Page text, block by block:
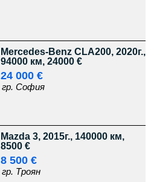
Mercedes-Benz CLA200, 2020г.,
94000 км, 24000 €
24 000 €
гр. София
Mazda 3, 2015г., 140000 км,
8500 €
8 500 €
гр. Троян